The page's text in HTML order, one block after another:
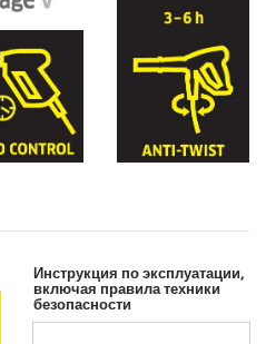
Инструкция по эксплуатации,
включая правила техники
безопасности